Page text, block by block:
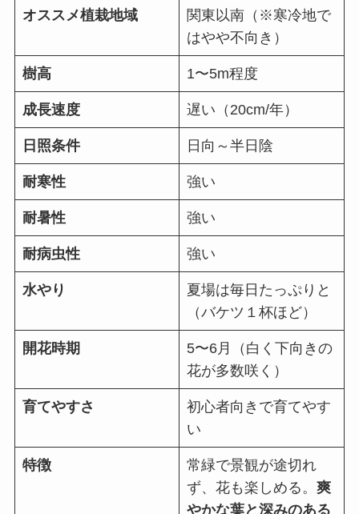
オススメ植栽地域
関東以南（※寒冷地で
はやや不向き）
樹高 1〜5m程度
成長速度 遅い（20cm/年）
日照条件 日向～半日陰
耐寒性 強い
耐暑性 強い
耐病虫性 強い
水やり
夏場は毎日たっぷりと
（バケツ１杯ほど）
開花時期
5〜6月（白く下向きの
花が多数咲く）
育てやすさ
初心者向きで育てやす
い
特徴
常緑で景観が途切れ
ず、花も楽しめる。 爽
やかな葉と深みのある